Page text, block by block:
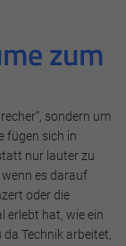
zum
sondern um
fügen sich in
nur lauter zu
es darauf
oder die
erlebt hat, wie ein
Technik arbeitet,
benötigt
machen sowie
ermöglichen.